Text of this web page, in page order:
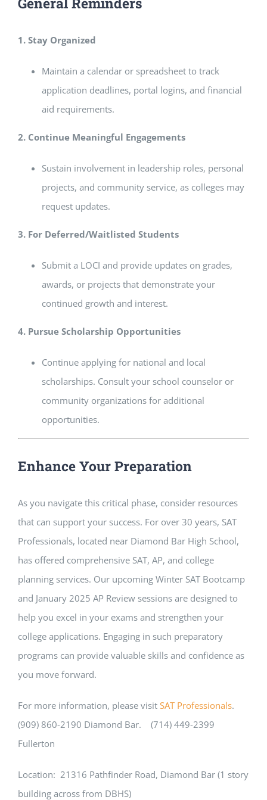
1. Stay Organized
Maintain a calendar or spreadsheet to track
application deadlines, portal logins, and financial
aid requirements.
2. Continue Meaningful Engagements
Sustain involvement in leadership roles, personal
projects, and community service, as colleges may
request updates.
3. For Deferred/Waitlisted Students
Submit a LOCI and provide updates on grades,
awards, or projects that demonstrate your
continued growth and interest.
4. Pursue Scholarship Opportunities
Continue applying for national and local
scholarships. Consult your school counselor or
community organizations for additional
opportunities.
Enhance Your Preparation
As you navigate this critical phase, consider resources
that can support your success. For over 30 years, SAT
Professionals, located near Diamond Bar High School,
has offered comprehensive SAT, AP, and college
planning services. Our upcoming Winter SAT Bootcamp
and January 2025 AP Review sessions are designed to
help you excel in your exams and strengthen your
college applications. Engaging in such preparatory
programs can provide valuable skills and confidence as
you move forward.
For more information, please visit SAT Professionals.
(909) 860-2190 Diamond Bar. (714) 449-2399
Fullerton
Location: 21316 Pathfinder Road, Diamond Bar (1 story
building across from DBHS)